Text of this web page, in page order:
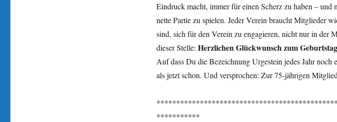
Eindruck macht, immer für einen Scherz zu haben – und
nette Partie zu spielen. Jeder Verein braucht Mitglieder
sind, sich für den Verein zu engagieren, nicht nur in der
dieser Stelle: Herzlichen Glückwunsch zum
Auf dass Du die Bezeichnung Urgestein jedes Jahr noch
als jetzt schon. Und versprochen: Zur 75-jährigen
***********